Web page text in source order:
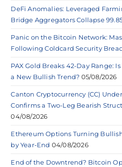
DeFi Anomalies: Leveraged
Bridge Aggregators Collapse
Panic on the Bitcoin Network:
Following Coldcard Security
PAX Gold Breaks 42-Day Range:
a New Bullish Trend? 05/08/2026
Canton Cryptocurrency (CC)
Confirms a Two-Leg Bearish
04/08/2026
Ethereum Options Turning
by Year-End 04/08/2026
End of the Downtrend? Bitcoin